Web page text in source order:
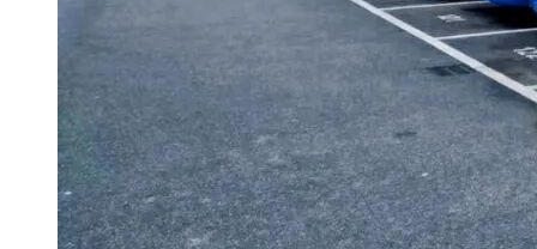
招标代理服务费由采购人与代理机构协商约定，收费金额为柒
万元整，由采购人向代理机构支付。
本公告期限为 1 个工作日。
已参与本项目采购活动的供应商认为该中标（成交）结果和采
购过程等使自己的权益受到损害的，可以自本公告期限届满之
日（自本公告发布之日起至第 2 个工作日止）起 7 个工作日
内，以书面形式向采购人、采购代理机构提出质疑。质疑供应
商对采购人、采购代理机构的答复不满意或者采购人、采购代
理机构未在规定的时间内作出答复的，可以在答复期满后十五